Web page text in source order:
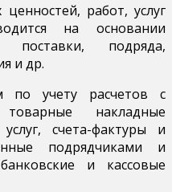
работ, услуг
на основании
поставки, подряда,
и др.
по учету расчетов с
накладные
счета-фактуры и
подрядчиками и
и кассовые